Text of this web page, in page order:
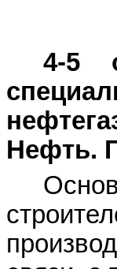
4-5
Нефть.